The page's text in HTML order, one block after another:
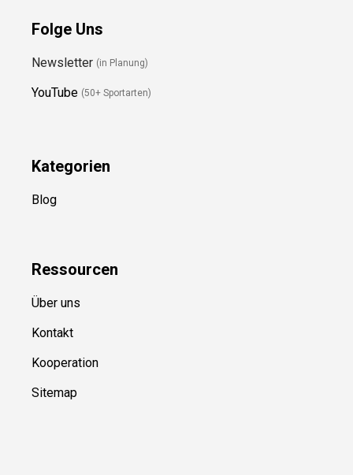
Folge Uns
YouTube (50+ Sportarten)
Blog
Ressource
Über uns
Kontakt